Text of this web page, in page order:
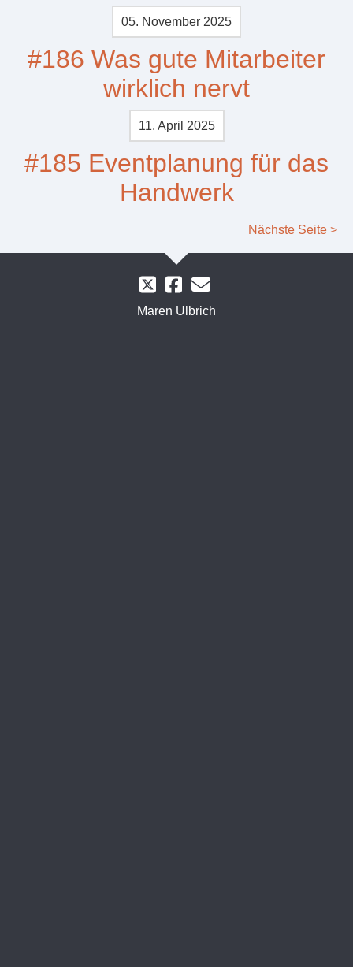
05. November 2025
#186 Was gute Mitarbeiter
wirklich nervt
11. April 2025
#185 Eventplanung für das
Handwerk
Nächste Seite >
Maren Ulbrich